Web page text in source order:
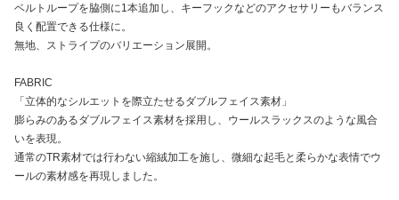
ベルトループを脇側に1本追加し、キーフックなどのアクセサリーもバランス
良く配置できる仕様に。
無地、ストライプのバリエーション展開。
FABRIC
「立体的なシルエットを際立たせるダブルフェイス素材」
膨らみのあるダブルフェイス素材を採用し、ウールスラックスのような風合
いを表現。
通常のTR素材では行わない縮絨加工を施し、微細な起毛と柔らかな表情でウ
ールの素材感を再現しました。